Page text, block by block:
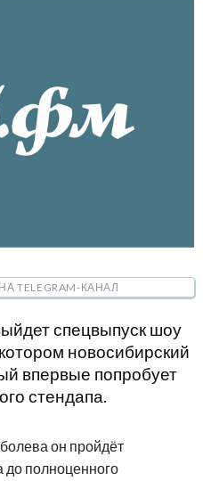
TELEGRAM-КАНАЛ
спецвыпуск шоу
новосибирский
впервые попробует
стендапа.
он пройдёт
до полноценного